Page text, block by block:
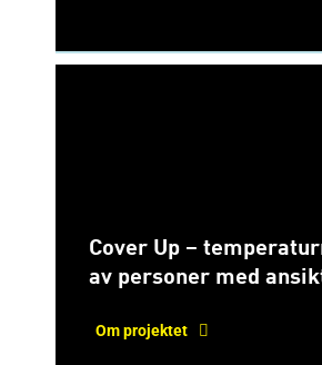
Cover Up –
av personer med
Om projektet